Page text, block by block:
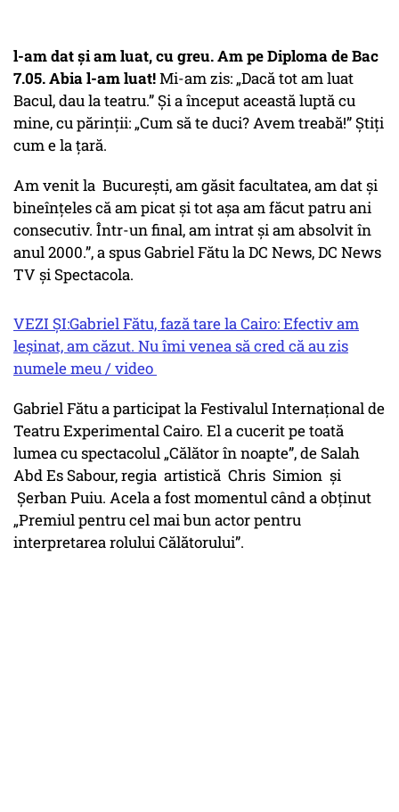
l-am dat și am luat, cu greu. Am pe Diploma de Bac
7.05. Abia l-am luat!Mi-am zis: „Dacă tot am luat
Bacul, dau la teatru.” Și a început această luptă cu
mine, cu părinții: „Cum să te duci? Avem treabă!” Știți
cum e la țară.
Am venit la București, am găsit facultatea, am dat și
bineînțeles că am picat și tot așa am făcut patru ani
consecutiv. Într-un final, am intrat și am absolvit în
anul 2000.”, a spus Gabriel Fătu la DC News, DC News
TV și Spectacola.
VEZI ȘI:Gabriel Fătu, fază tare la Cairo: Efectiv am
leșinat, am căzut. Nu îmi venea să cred că au zis
numele meu / video
Gabriel Fătu a participat la Festivalul Internațional de
Teatru Experimental Cairo. El a cucerit pe toată
lumea cu spectacolul „Călător în noapte”, de Salah
Abd Es Sabour, regia artistică Chris Simion și
Șerban Puiu. Acela a fost momentul când a obținut
„Premiul pentru cel mai bun actor pentru
interpretarea rolului Călătorului”.